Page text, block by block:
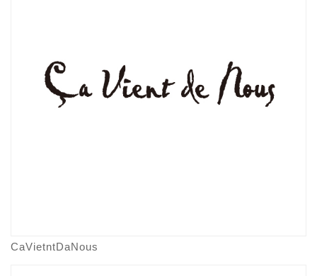
CaVietntDaNous